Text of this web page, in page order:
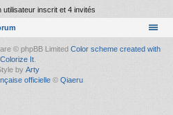
inscrit et 4 invités
© phpBB Limited Color scheme created with
Colorize It.
by Arty
officielle © Qiaeru